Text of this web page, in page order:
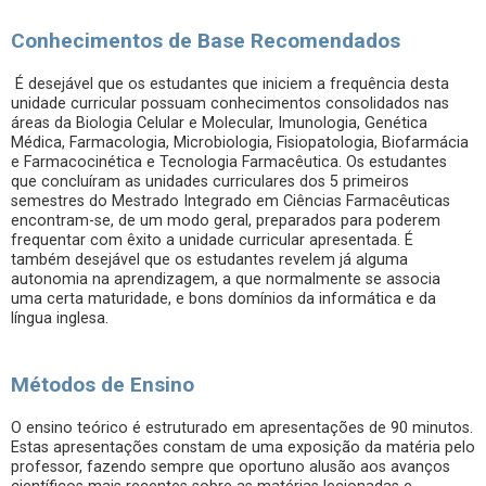
Conhecimentos de Base Recomendados
É desejável que os estudantes que iniciem a frequência desta
unidade curricular possuam conhecimentos consolidados nas
áreas da Biologia Celular e Molecular, Imunologia, Genética
Médica, Farmacologia, Microbiologia, Fisiopatologia, Biofarmácia
e Farmacocinética e Tecnologia Farmacêutica. Os estudantes
que concluíram as unidades curriculares dos 5 primeiros
semestres do Mestrado Integrado em Ciências Farmacêuticas
encontram-se, de um modo geral, preparados para poderem
frequentar com êxito a unidade curricular apresentada. É
também desejável que os estudantes revelem já alguma
autonomia na aprendizagem, a que normalmente se associa
uma certa maturidade, e bons domínios da informática e da
língua inglesa.
Métodos de Ensino
O ensino teórico é estruturado em apresentações de 90 minutos.
Estas apresentações constam de uma exposição da matéria pelo
professor, fazendo sempre que oportuno alusão aos avanços